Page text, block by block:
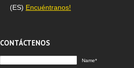
(ES) Encuéntranos!
CONTÁCTENOS
Name*